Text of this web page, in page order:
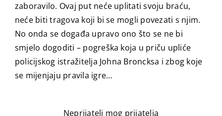
zaboravilo. Ovaj put neće uplitati svoju braću,
neće biti tragova koji bi se mogli povezati s njim.
No onda se događa upravo ono što se ne bi
smjelo dogoditi – pogreška koja u priču upliće
policijskog istražitelja Johna Broncksa i zbog koje
se mijenjaju pravila igre…
Neprijatelj mog prijatelja